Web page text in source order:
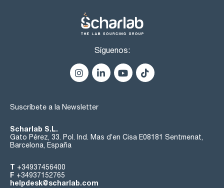
Síguenos:
Suscríbete a la Newsletter
Scharlab S.L.
Gato Pérez, 33. Pol. Ind. Mas d’en Cisa E08181 Sentmenat,
Barcelona, España
T +34937456400
F +34937152765
helpdesk@scharlab.com